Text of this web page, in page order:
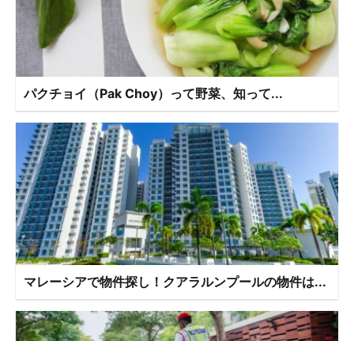
パクチョイ（Pak Choy）って野菜、知って...
マレーシアで物件探し！クアラルンプールの物件は...